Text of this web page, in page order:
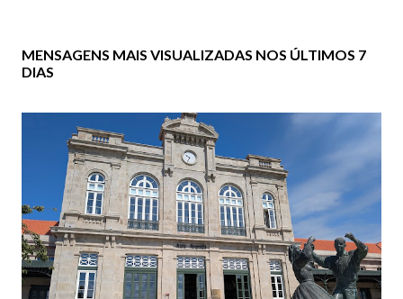
MENSAGENS MAIS VISUALIZADAS NOS ÚLTIMOS 7
DIAS